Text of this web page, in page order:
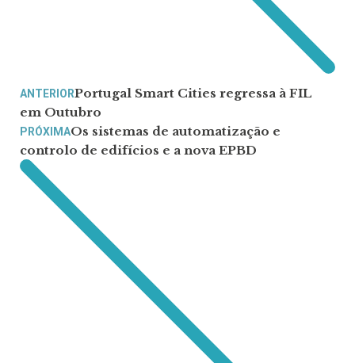
ANTERIORPortugal Smart Cities regressa à FIL
em Outubro
PRÓXIMAOs sistemas de automatização e
controlo de edifícios e a nova EPBD